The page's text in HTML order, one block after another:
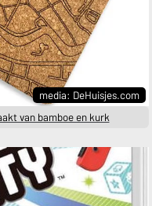
media: DeHuisjes.com
van bamboe en kurk